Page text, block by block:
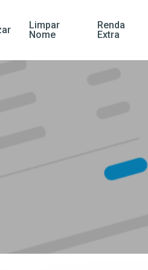
Limpar
Nome
Renda
Extra